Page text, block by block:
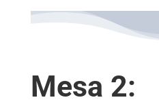
Mesa 2: